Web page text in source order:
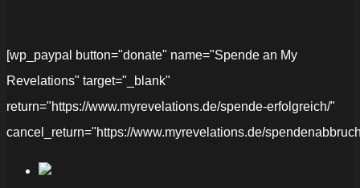
[wp_paypal button="donate" name="Spende an My
Revelations" target="_blank"
return="https://www.myrevelations.de/spende-erfolgreich/"
cancel_return="https://www.myrevelations.de/